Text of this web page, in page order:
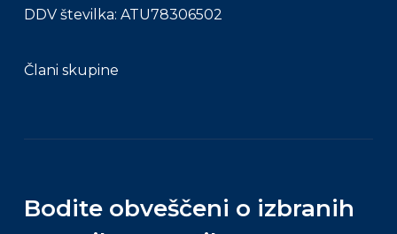
DDV številka: ATU78306502
Člani skupine
Bodite obveščeni o izbranih